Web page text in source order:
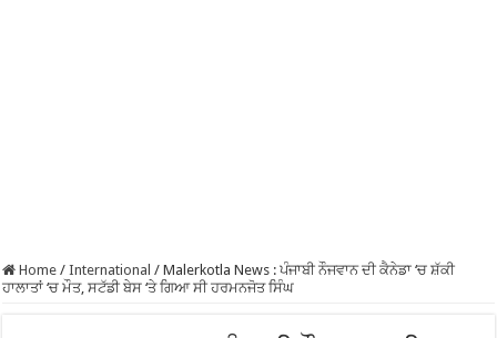
Home / International / Malerkotla News : ਪੰਜਾਬੀ ਨੌਜਵਾਨ ਦੀ ਕੈਨੇਡਾ ‘ਚ ਸ਼ੱਕੀ
ਹਾਲਾਤਾਂ ‘ਚ ਮੌਤ, ਸਟੱਡੀ ਬੇਸ ‘ਤੇ ਗਿਆ ਸੀ ਹਰਮਨਜੋਤ ਸਿੰਘ